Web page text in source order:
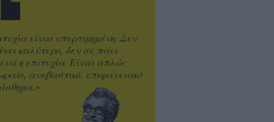
είναι υπερτιμημένη. Δεν
καλύτερο, δεν σε πάει
η επιτυχία. Είναι απλώς
ανεβαστικό, επιφανειακό